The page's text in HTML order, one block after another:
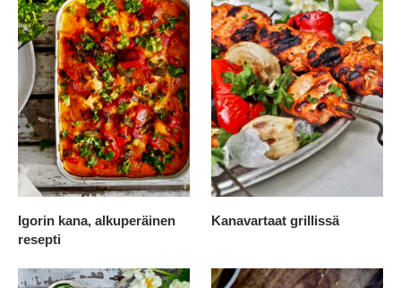
Igorin kana, alkuperäinen
resepti
Kanavartaat grillissä